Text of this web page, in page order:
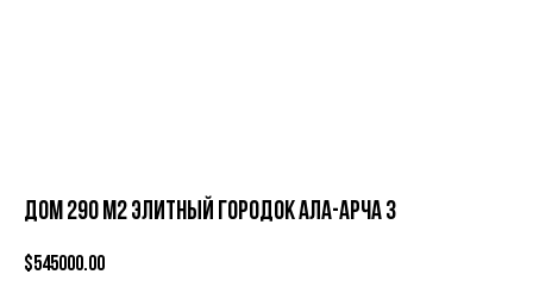
Дом 290 м2 элитный городок Ала-Арча 3
$545000.00